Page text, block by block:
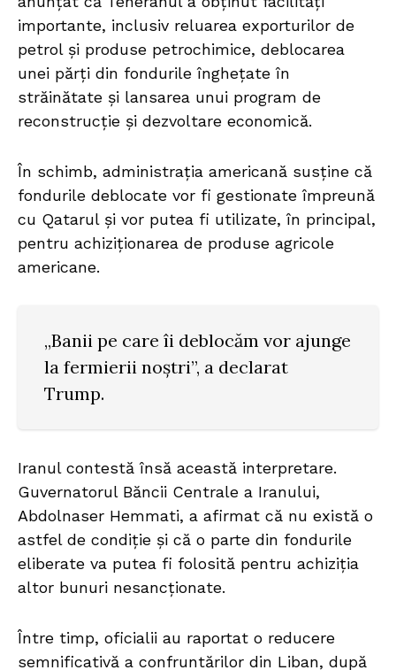
importante, inclusiv reluarea exporturilor de
petrol și produse petrochimice, deblocarea
unei părți din fondurile înghețate în
străinătate și lansarea unui program de
reconstrucție și dezvoltare economică.
În schimb, administrația americană susține că
fondurile deblocate vor fi gestionate împreună
cu Qatarul și vor putea fi utilizate, în principal,
pentru achiziționarea de produse agricole
americane.
„Banii pe care îi deblocăm vor ajunge
la fermierii noștri”, a declarat
Trump.
Iranul contestă însă această interpretare.
Guvernatorul Băncii Centrale a Iranului,
Abdolnaser Hemmati, a afirmat că nu există o
astfel de condiție și că o parte din fondurile
eliberate va putea fi folosită pentru achiziția
altor bunuri nesancționate.
Între timp, oficialii au raportat o reducere
semnificativă a confruntărilor din Liban, după